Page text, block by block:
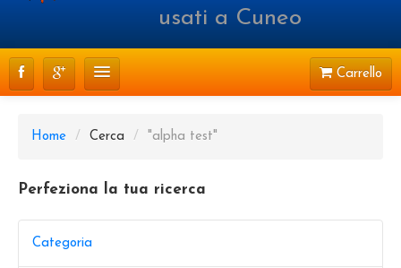
usati a Cuneo
Carrello
SPEDIZIONI
CONTATTI
Home / Cerca / "alpha test"
Perfeziona la tua ricerca
Categoria